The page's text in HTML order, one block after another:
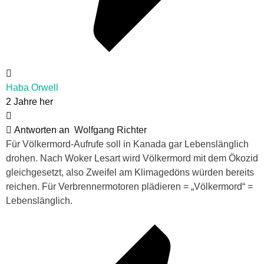
Haba Orwell
2 Jahre her
Antworten an Wolfgang Richter
Für Völkermord-Aufrufe soll in Kanada gar Lebenslänglich
drohen. Nach Woker Lesart wird Völkermord mit dem Ökozid
gleichgesetzt, also Zweifel am Klimagedöns würden bereits
reichen. Für Verbrennermotoren plädieren = „Völkermord“ =
Lebenslänglich.